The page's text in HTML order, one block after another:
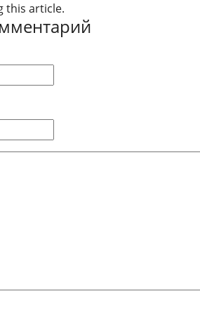
this article.